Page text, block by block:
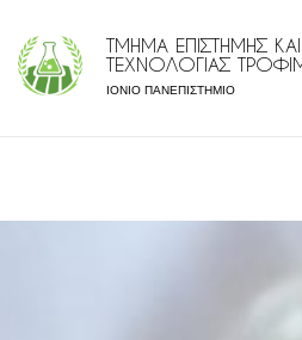
ΤΜΗΜΑ ΕΠΙΣΤΗΜΗΣ ΚΑΙ
ΤΕΧΝΟΛΟΓΙΑΣ
ΙΟΝΙΟ ΠΑΝΕΠΙΣΤΗΜΙΟ